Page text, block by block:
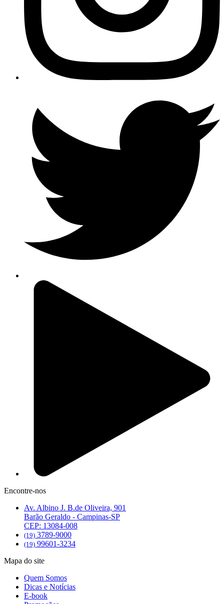
Encontre-nos
Av. Albino J. B.de Oliveira, 901
Barão Geraldo - Campinas-SP
CEP: 13084-008
(19) 3789-9000
(19) 99601-3234
Mapa do site
Quem Somos
Dicas e Notícias
E-book